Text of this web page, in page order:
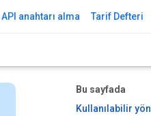
API anahtarı alma Tarif Defteri
Bu sayfada
Kullanılabilir